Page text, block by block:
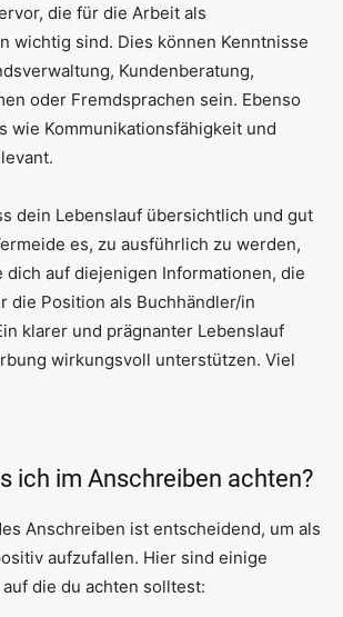
die für die Arbeit als
wichtig sind. Dies können Kenntnisse
Kundenberatung,
oder Fremdsprachen sein. Ebenso
wie Kommunikationsfähigkeit und
dein Lebenslauf übersichtlich und gut
es, zu ausführlich zu werden,
dich auf diejenigen Informationen, die
die Position als Buchhändler/in
klarer und prägnanter Lebenslauf
wirkungsvoll unterstützen. Viel
ich im Anschreiben achten?
Anschreiben ist entscheidend, um als
aufzufallen. Hier sind einige
die du achten solltest: